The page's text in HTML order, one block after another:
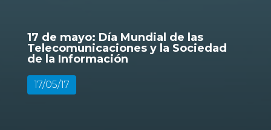
17 de mayo: Día Mundial de las
Telecomunicaciones y la Sociedad
de la Información
17/05/17